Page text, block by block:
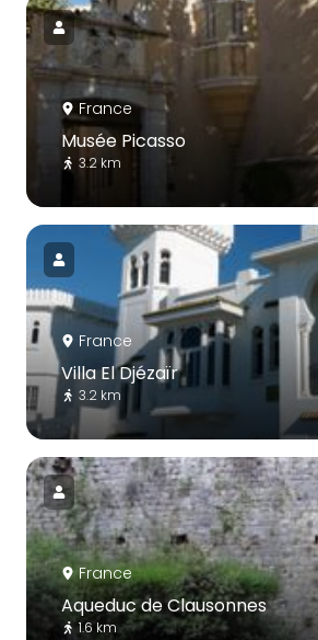
France
Musée Picasso
3.2 km
France
Villa El Djézaïr
3.2 km
France
Aqueduc de Clausonnes
1.6 km